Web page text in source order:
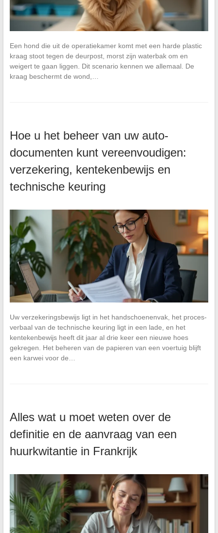
Een hond die uit de operatiekamer komt met een harde plastic
kraag stoot tegen de deurpost, morst zijn waterbak om en
weigert te gaan liggen. Dit scenario kennen we allemaal. De
kraag beschermt de wond,…
Hoe u het beheer van uw auto-
documenten kunt vereenvoudigen:
verzekering, kentekenbewijs en
technische keuring
Uw verzekeringsbewijs ligt in het handschoenenvak, het proces-
verbaal van de technische keuring ligt in een lade, en het
kentekenbewijs heeft dit jaar al drie keer een nieuwe hoes
gekregen. Het beheren van de papieren van een voertuig blijft
een karwei voor de…
Alles wat u moet weten over de
definitie en de aanvraag van een
huurkwitantie in Frankrijk